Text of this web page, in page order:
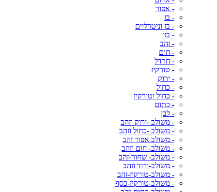
- אפור
- בז
- בז וניטרליים
- בז׳
- זהב
- חום
- חרדל
- טורקיז
- ירוק
- כחול
- כחול וטורקיז
- כתום
- לבן
- משולב -ירוק וזהב
- משולב -כחול וזהב
- משולב אפור זהב
- משולב- חום וזהב
- משולב- שחור-זהב
- משולב-ורוד וזהב
- משולב-טורקיז-זהב
- משולב-טורקיז-כסף